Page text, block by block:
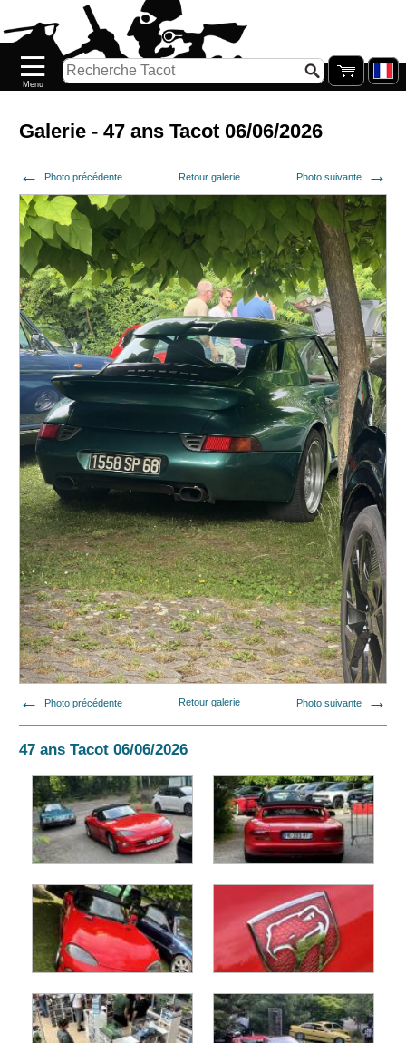
Galerie - 47 ans Tacot 06/06/2026
Photo précédente Retour galerie Photo suivante
Photo précédente Retour galerie Photo suivante
47 ans Tacot 06/06/2026
Nouveautés
Catalogue/Stock
PETITS
PRIX
Réassort
Seconde
main
Galerie